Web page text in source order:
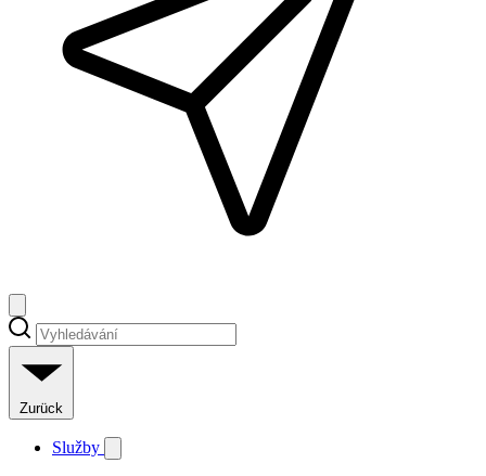
Zurück
Služby